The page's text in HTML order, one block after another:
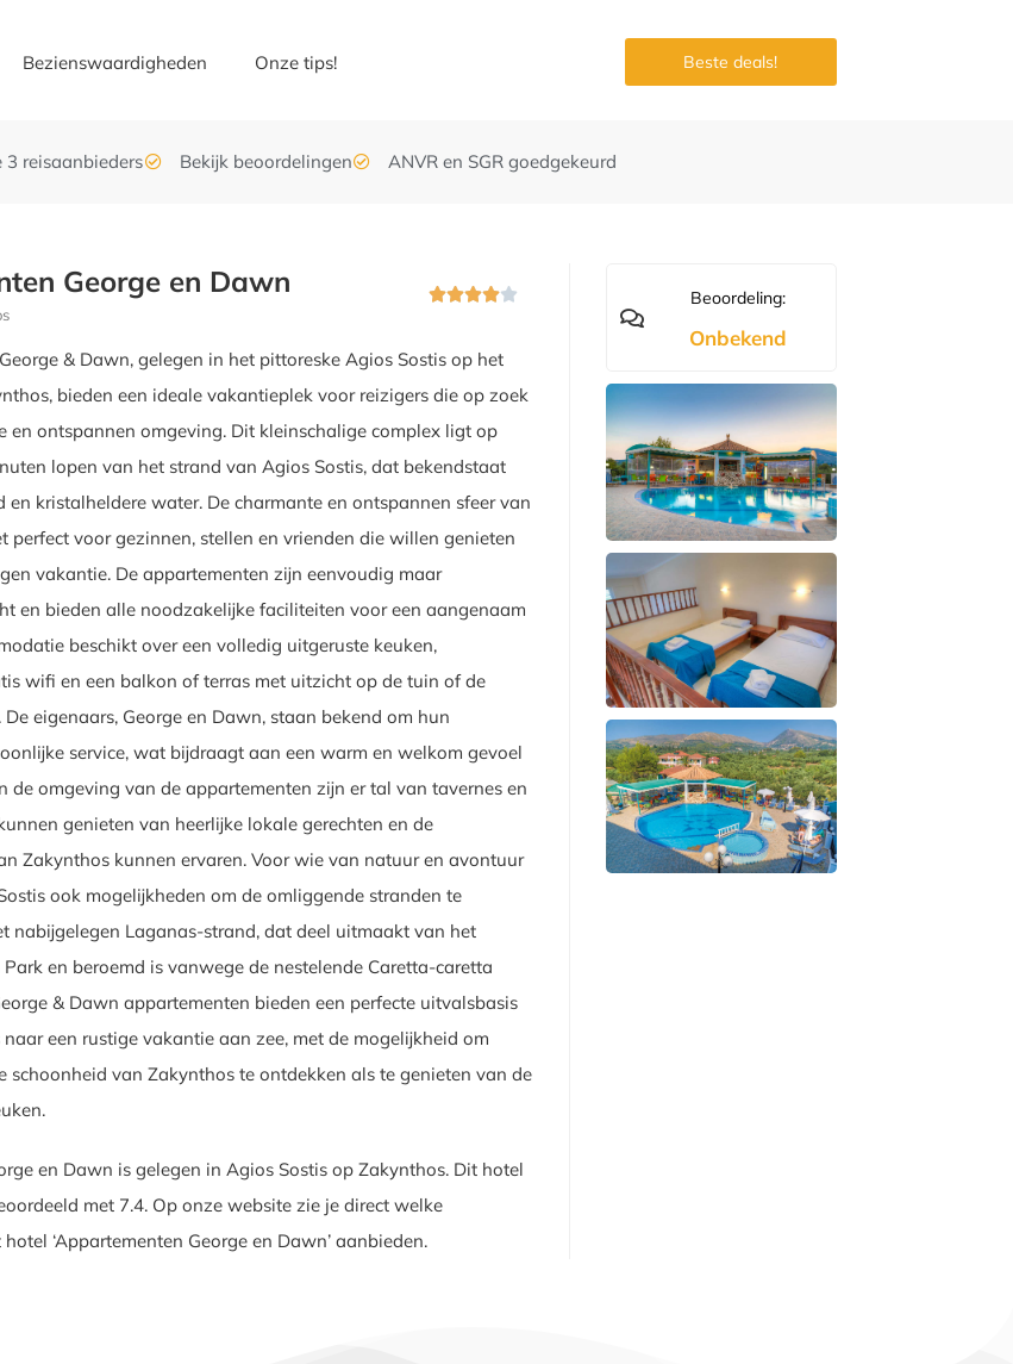
Bezienswaardigheden Onze tips! Beste deals!
3 reisaanbieders Bekijk beoordelingen ANVR en SGR goedgekeurd
George en Dawn 
& Dawn, gelegen in het pittoreske Agios Sostis op het
bieden een ideale vakantieplek voor reizigers die op zoek
en ontspannen omgeving. Dit kleinschalige complex ligt op
lopen van het strand van Agios Sostis, dat bekendstaat
en kristalheldere water. De charmante en ontspannen sfeer van
perfect voor gezinnen, stellen en vrienden die willen genieten
vakantie. De appartementen zijn eenvoudig maar
en bieden alle noodzakelijke faciliteiten voor een aangenaam
beschikt over een volledig uitgeruste keuken,
wifi en een balkon of terras met uitzicht op de tuin of de
eigenaars, George en Dawn, staan bekend om hun
service, wat bijdraagt aan een warm en welkom gevoel
de omgeving van de appartementen zijn er tal van tavernes en
genieten van heerlijke lokale gerechten en de
Zakynthos kunnen ervaren. Voor wie van natuur en avontuur
ook mogelijkheden om de omliggende stranden te
nabijgelegen Laganas-strand, dat deel uitmaakt van het
en beroemd is vanwege de nestelende Caretta-caretta
& Dawn appartementen bieden een perfecte uitvalsbasis
een rustige vakantie aan zee, met de mogelijkheid om
schoonheid van Zakynthos te ontdekken als te genieten van de
en Dawn is gelegen in Agios Sostis op Zakynthos. Dit hotel
met 7.4. Op onze website zie je direct welke
‘Appartementen George en Dawn’ aanbieden.
Beoordeling:
Onbekend